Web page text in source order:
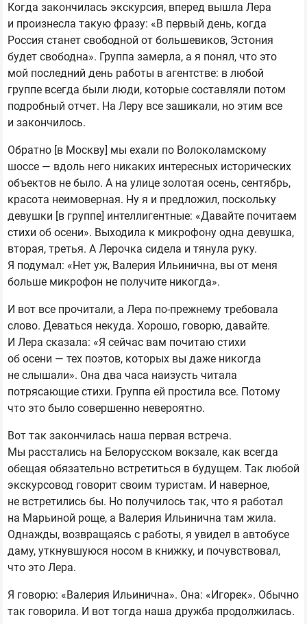
Когда закончилась экскурсия, вперед вышла Лера
и произнесла такую фразу: «В первый день, когда
Россия станет свободной от большевиков, Эстония
будет свободна». Группа замерла, а я понял, что это
мой последний день работы в агентстве: в любой
группе всегда были люди, которые составляли потом
подробный отчет. На Леру все зашикали, но этим все
и закончилось.
Обратно [в Москву] мы ехали по Волоколамскому
шоссе — вдоль него никаких интересных исторических
объектов не было. А на улице золотая осень, сентябрь,
красота неимоверная. Ну я и предложил, поскольку
девушки [в группе] интеллигентные: «Давайте почитаем
стихи об осени». Выходила к микрофону одна девушка,
вторая, третья. А Лерочка сидела и тянула руку.
Я подумал: «Нет уж, Валерия Ильинична, вы от меня
больше микрофон не получите никогда».
И вот все прочитали, а Лера по-прежнему требовала
слово. Деваться некуда. Хорошо, говорю, давайте.
И Лера сказала: «Я сейчас вам почитаю стихи
об осени — тех поэтов, которых вы даже никогда
не слышали». Она два часа наизусть читала
потрясающие стихи. Группа ей простила все. Потому
что это было совершенно невероятно.
Вот так закончилась наша первая встреча.
Мы расстались на Белорусском вокзале, как всегда
обещая обязательно встретиться в будущем. Так любой
экскурсовод говорит своим туристам. И наверное,
не встретились бы. Но получилось так, что я работал
на Марьиной роще, а Валерия Ильинична там жила.
Однажды, возвращаясь с работы, я увидел в автобусе
даму, уткнувшуюся носом в книжку, и почувствовал,
что это Лера.
Я говорю: «Валерия Ильинична». Она: «Игорек». Обычно
так говорила. И вот тогда наша дружба продолжилась.